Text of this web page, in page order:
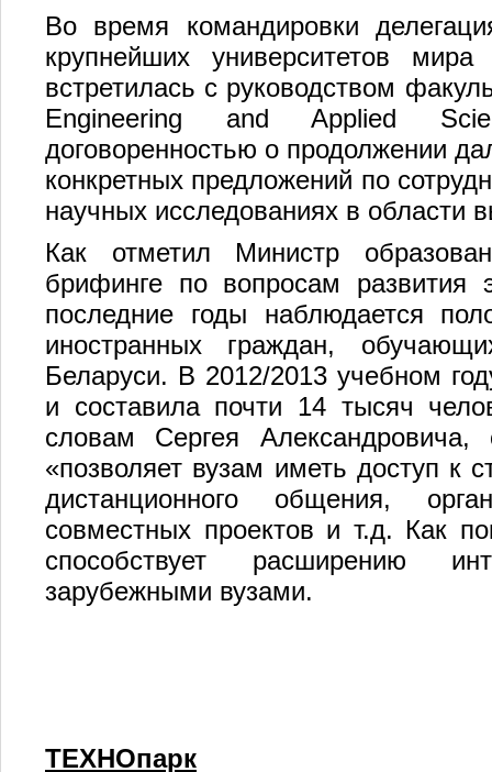
Во время командировки
крупнейших университетов
встретилась с руководством
Engineering and Applied
договоренностью о продолжении
конкретных предложений по
научных исследованиях в области
Как отметил Министр
брифинге по вопросам развития
последние годы наблюдается
иностранных граждан,
Беларуси. В 2012/2013 учебном
и составила почти 14 тысяч
словам Сергея Александровича,
«позволяет вузам иметь доступ к
дистанционного общения,
совместных проектов и т.д. Как
способствует расширению
зарубежными вузами.
ТЕХНОпарк